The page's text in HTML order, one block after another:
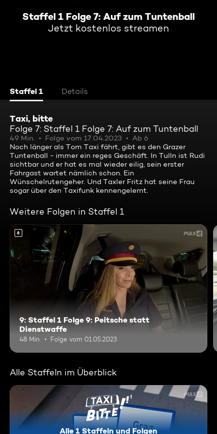
Staffel 1 Folge 7: Auf zum Tuntenball
Jetzt kostenlos streamen
Staffel 1 Details
Taxi, bitte
Folge 7: Staffel 1 Folge 7: Auf zum Tuntenball
49 Min. Folge vom 17.04.2023
Ab 6
Noch länger als Tom Taxi fährt, gibt es den Grazer
Tuntenball - immer ein reges Geschäft. In Tulln ist Rudi
sichtbar und er hat es mal wieder eilig, sein erster
Fahrgast wartet nämlich schon. Ein
Wünschelrutengeher. Und Taxler Fritz hat seine Frau
sogar über den Taxifunk kennengelernt.
Weitere Folgen in Staffel 1
6
9: Staffel 1 Folge 9: Peitsche statt
Dienstwaffe
48 Min. Folge vom 01.05.2023
Alle Staffeln im Überblick
Alle 1 Staffeln und Folgen